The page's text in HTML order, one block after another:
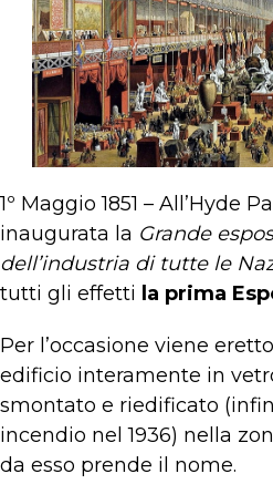
1º Maggio 1851 – All’Hyde
inaugurata la Grande
dell’industria di tutte le
tutti gli effetti la prima
Per l’occasione viene eretto
edificio interamente in
smontato e riedificato
incendio nel 1936) nella
da esso prende il nome.